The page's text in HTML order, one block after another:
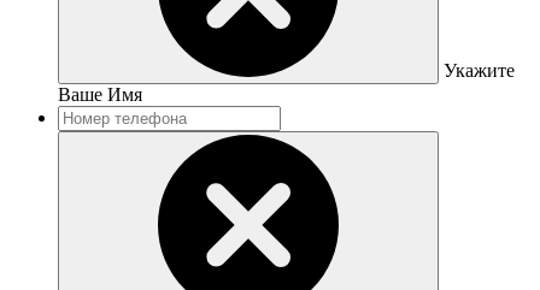
Укажите
Ваше Имя